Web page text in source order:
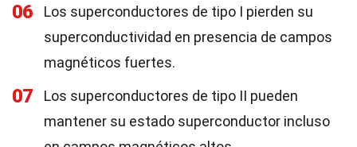
06
Los superconductores de tipo I pierden su
superconductividad en presencia de campos
magnéticos fuertes.
07
Los superconductores de tipo II pueden
mantener su estado superconductor incluso